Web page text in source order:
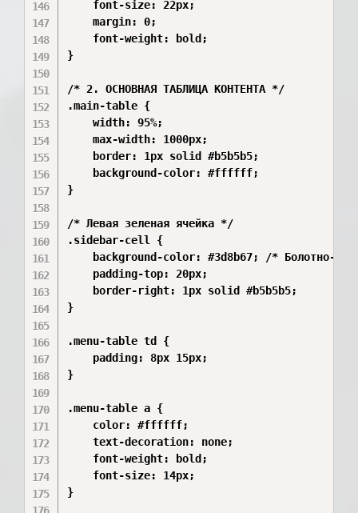
    font-size: 22px;
    margin: 0;
    font-weight: bold;
}
/* 2. ОСНОВНАЯ ТАБЛИЦА КОНТЕНТА */
.main-table {
    width: 95%;
    max-width: 1000px;
    border: 1px solid #b5b5b5;
    background-color: #ffffff;
}
/* Левая зеленая ячейка */
.sidebar-cell {
background-color: #3d8b67; /* Болотно-
    padding-top: 20px;
    border-right: 1px solid #b5b5b5;
}
.menu-table td {
    padding: 8px 15px;
}
.menu-table a {
    color: #ffffff;
    text-decoration: none;
    font-weight: bold;
    font-size: 14px;
}